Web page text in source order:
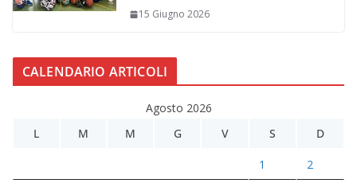
15 Giugno 2026
CALENDARIO ARTICOLI
Agosto 2026
L
M M G V S D
1 2